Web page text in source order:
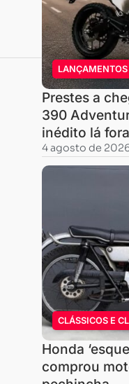
LANÇAMENTOS
Prestes a
390
inédito lá fora
4 agosto de 2026
CLÁSSICOS E
Honda
comprou